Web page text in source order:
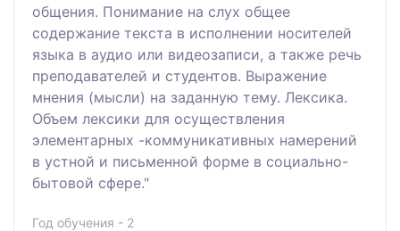
общения. Понимание на слух общее
содержание текста в исполнении носителей
языка в аудио или видеозаписи, а также речь
преподавателей и студентов. Выражение
мнения (мысли) на заданную тему. Лексика.
Объем лексики для осуществления
элементарных -коммуникативных намерений
в устной и письменной форме в социально-
бытовой сфере."
Год обучения - 2